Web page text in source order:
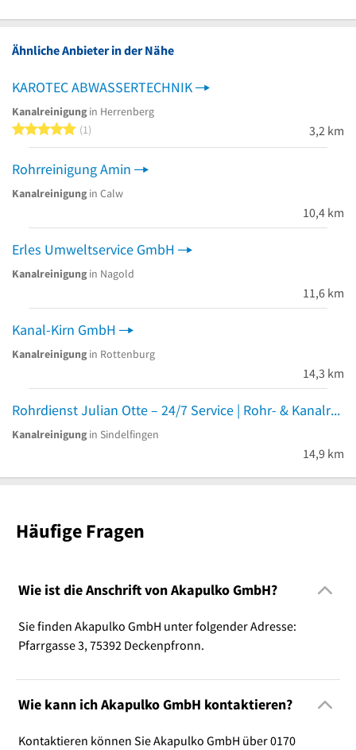
Ähnliche Anbieter in der Nähe
KAROTEC ABWASSERTECHNIK
Kanalreinigung in Herrenberg
5 von 5 Sternen
1 3,2 km
Rohrreinigung Amin
Kanalreinigung in Calw
10,4 km
Erles Umweltservice GmbH
Kanalreinigung in Nagold
11,6 km
Kanal-Kirn GmbH
Kanalreinigung in Rottenburg
14,3 km
Rohrdienst Julian Otte – 24/7 Service | Rohr- & Kanalreinigung
Kanalreinigung in Sindelfingen
14,9 km
Häufige Fragen
Wie ist die Anschrift von Akapulko GmbH?
Sie finden Akapulko GmbH unter folgender Adresse:
Pfarrgasse 3, 75392 Deckenpfronn.
Wie kann ich Akapulko GmbH kontaktieren?
Kontaktieren können Sie Akapulko GmbH über 0170